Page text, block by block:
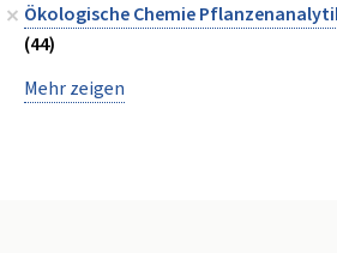
Ökologische Chemie
(44)
Mehr zeigen